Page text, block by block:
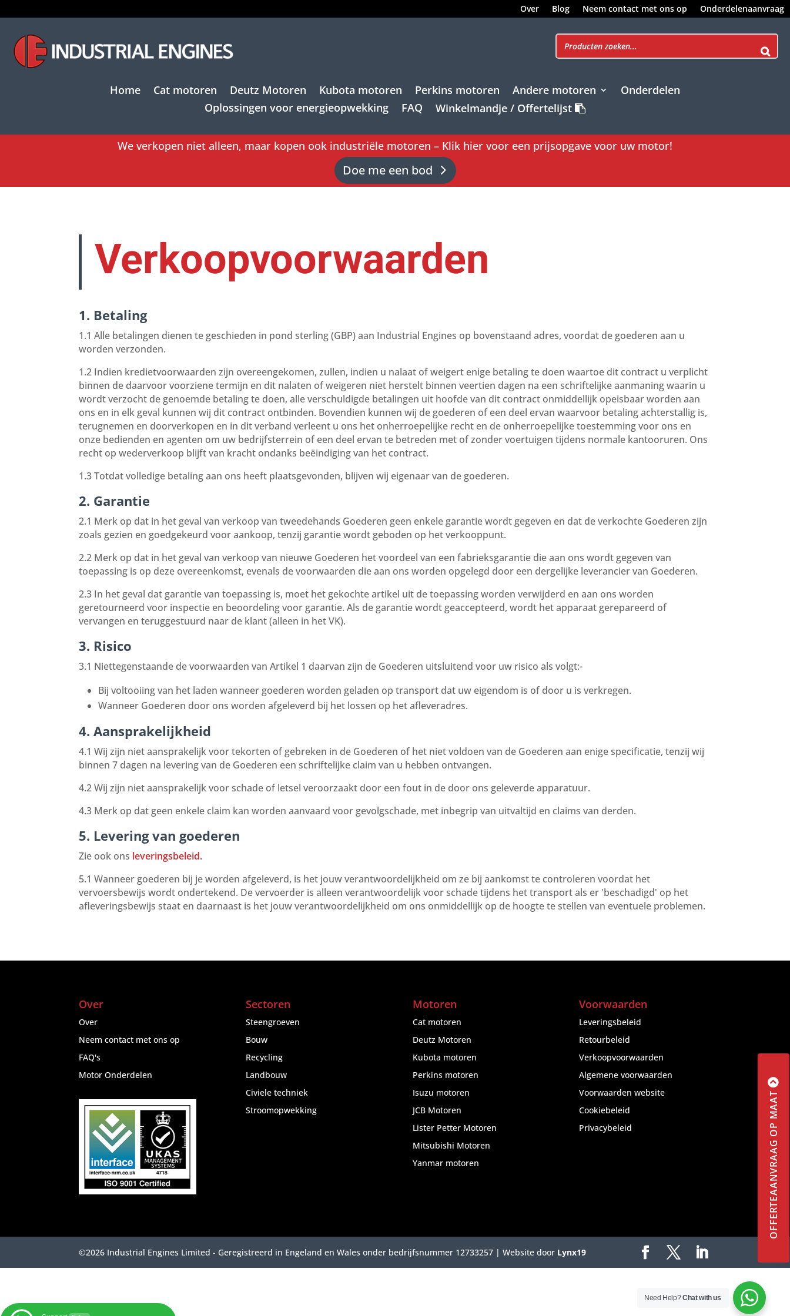
Over Blog Neem contact met ons op Onderdelenaanvraag
Home Cat motoren Deutz Motoren Kubota motoren Perkins motoren Andere motoren
Onderdelen
Oplossingen voor energieopwekking
FAQ Winkelmandje / Offertelijst
We verkopen niet alleen, maar kopen ook industriële motoren – Klik hier voor een prijsopgave voor uw motor!
Doe me een bod
Verkoopvoorwaarden
1. Betaling
1.1 Alle betalingen dienen te geschieden in pond sterling (GBP) aan Industrial Engines op bovenstaand adres, voordat de goederen aan u
worden verzonden.
1.2 Indien kredietvoorwaarden zijn overeengekomen, zullen, indien u nalaat of weigert enige betaling te doen waartoe dit contract u verplicht
binnen de daarvoor voorziene termijn en dit nalaten of weigeren niet herstelt binnen veertien dagen na een schriftelijke aanmaning waarin u
wordt verzocht de genoemde betaling te doen, alle verschuldigde betalingen uit hoofde van dit contract onmiddellijk opeisbaar worden aan
ons en in elk geval kunnen wij dit contract ontbinden. Bovendien kunnen wij de goederen of een deel ervan waarvoor betaling achterstallig is,
terugnemen en doorverkopen en in dit verband verleent u ons het onherroepelijke recht en de onherroepelijke toestemming voor ons en
onze bedienden en agenten om uw bedrijfsterrein of een deel ervan te betreden met of zonder voertuigen tijdens normale kantooruren. Ons
recht op wederverkoop blijft van kracht ondanks beëindiging van het contract.
1.3 Totdat volledige betaling aan ons heeft plaatsgevonden, blijven wij eigenaar van de goederen.
2. Garantie
2.1 Merk op dat in het geval van verkoop van tweedehands Goederen geen enkele garantie wordt gegeven en dat de verkochte Goederen zijn
zoals gezien en goedgekeurd voor aankoop, tenzij garantie wordt geboden op het verkooppunt.
2.2 Merk op dat in het geval van verkoop van nieuwe Goederen het voordeel van een fabrieksgarantie die aan ons wordt gegeven van
toepassing is op deze overeenkomst, evenals de voorwaarden die aan ons worden opgelegd door een dergelijke leverancier van Goederen.
2.3 In het geval dat garantie van toepassing is, moet het gekochte artikel uit de toepassing worden verwijderd en aan ons worden
geretourneerd voor inspectie en beoordeling voor garantie. Als de garantie wordt geaccepteerd, wordt het apparaat gerepareerd of
vervangen en teruggestuurd naar de klant (alleen in het VK).
3. Risico
3.1 Niettegenstaande de voorwaarden van Artikel 1 daarvan zijn de Goederen uitsluitend voor uw risico als volgt:-
Bij voltooiing van het laden wanneer goederen worden geladen op transport dat uw eigendom is of door u is verkregen.
Wanneer Goederen door ons worden afgeleverd bij het lossen op het afleveradres.
4. Aansprakelijkheid
4.1 Wij zijn niet aansprakelijk voor tekorten of gebreken in de Goederen of het niet voldoen van de Goederen aan enige specificatie, tenzij wij
binnen 7 dagen na levering van de Goederen een schriftelijke claim van u hebben ontvangen.
4.2 Wij zijn niet aansprakelijk voor schade of letsel veroorzaakt door een fout in de door ons geleverde apparatuur.
4.3 Merk op dat geen enkele claim kan worden aanvaard voor gevolgschade, met inbegrip van uitvaltijd en claims van derden.
5. Levering van goederen
Zie ook ons leveringsbeleid.
5.1 Wanneer goederen bij je worden afgeleverd, is het jouw verantwoordelijkheid om ze bij aankomst te controleren voordat het
vervoersbewijs wordt ondertekend. De vervoerder is alleen verantwoordelijk voor schade tijdens het transport als er 'beschadigd' op het
afleveringsbewijs staat en daarnaast is het jouw verantwoordelijkheid om ons onmiddellijk op de hoogte te stellen van eventuele problemen.
Over
Over
Neem contact met ons op
FAQ's
Motor Onderdelen
Sectoren
Steengroeven
Bouw
Recycling
Landbouw
Civiele techniek
Stroomopwekking
Motoren
Cat motoren
Deutz Motoren
Kubota motoren
Perkins motoren
Isuzu motoren
JCB Motoren
Lister Petter Motoren
Mitsubishi Motoren
Yanmar motoren
Voorwaarden
Leveringsbeleid
Retourbeleid
Verkoopvoorwaarden
Algemene voorwaarden
Voorwaarden website
Cookiebeleid
Privacybeleid
©2026 Industrial Engines Limited - Geregistreerd in Engeland en Wales onder bedrijfsnummer 12733257 | Website door Lynx19
Need Help?Chat with us
OFFERTEAANVRAAG OP MAAT